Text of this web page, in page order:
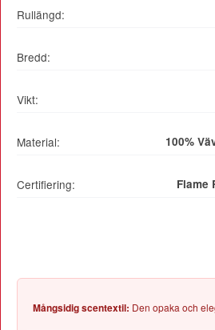
Rullängd:
Bredd:
Vikt:
Material: 100%
Certifiering: Flame
Mångsidig scentextil: Den opaka och